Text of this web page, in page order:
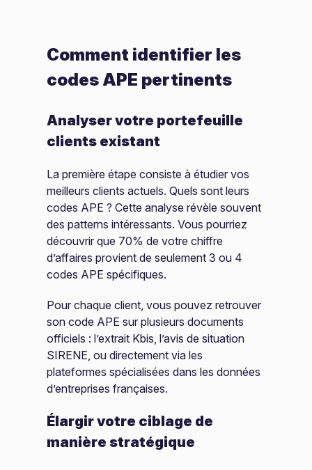
Comment identifier les
codes APE pertinents
Analyser votre portefeuille
clients existant
La première étape consiste à étudier vos
meilleurs clients actuels. Quels sont leurs
codes APE ? Cette analyse révèle souvent
des patterns intéressants. Vous pourriez
découvrir que 70% de votre chiffre
d’affaires provient de seulement 3 ou 4
codes APE spécifiques.
Pour chaque client, vous pouvez retrouver
son code APE sur plusieurs documents
officiels : l’extrait Kbis, l’avis de situation
SIRENE, ou directement via les
plateformes spécialisées dans les données
d’entreprises françaises.
Élargir votre ciblage de
manière stratégique